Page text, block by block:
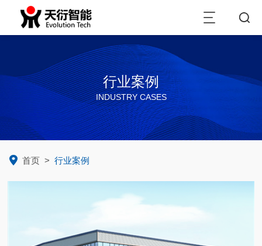
行业案例
INDUSTRY CASES
首页 >行业案例